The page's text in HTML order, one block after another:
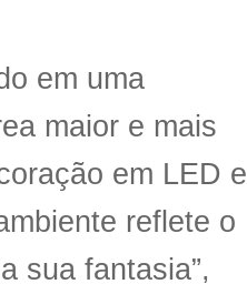
em uma
maior e mais
em LED e
reflete o
sua fantasia”,